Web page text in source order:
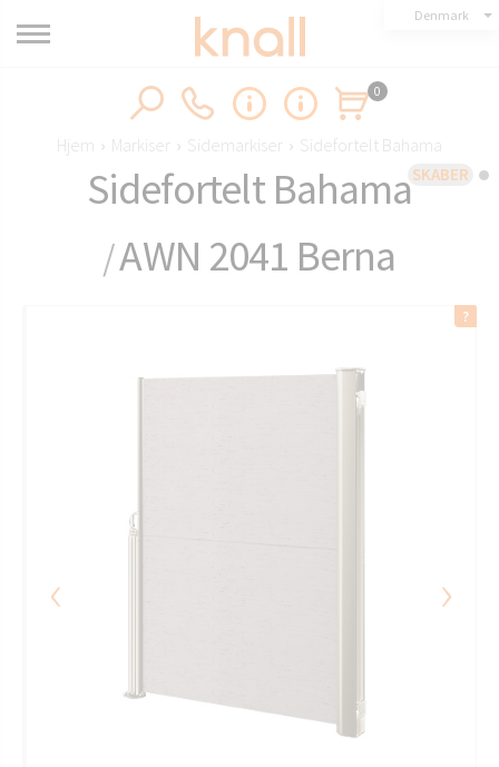
SKABER
Denmark
0
Hjem › Markiser › Sidemarkiser › Sidefortelt Bahama
Sidefortelt Bahama
/AWN 2041 Berna
‹ ›